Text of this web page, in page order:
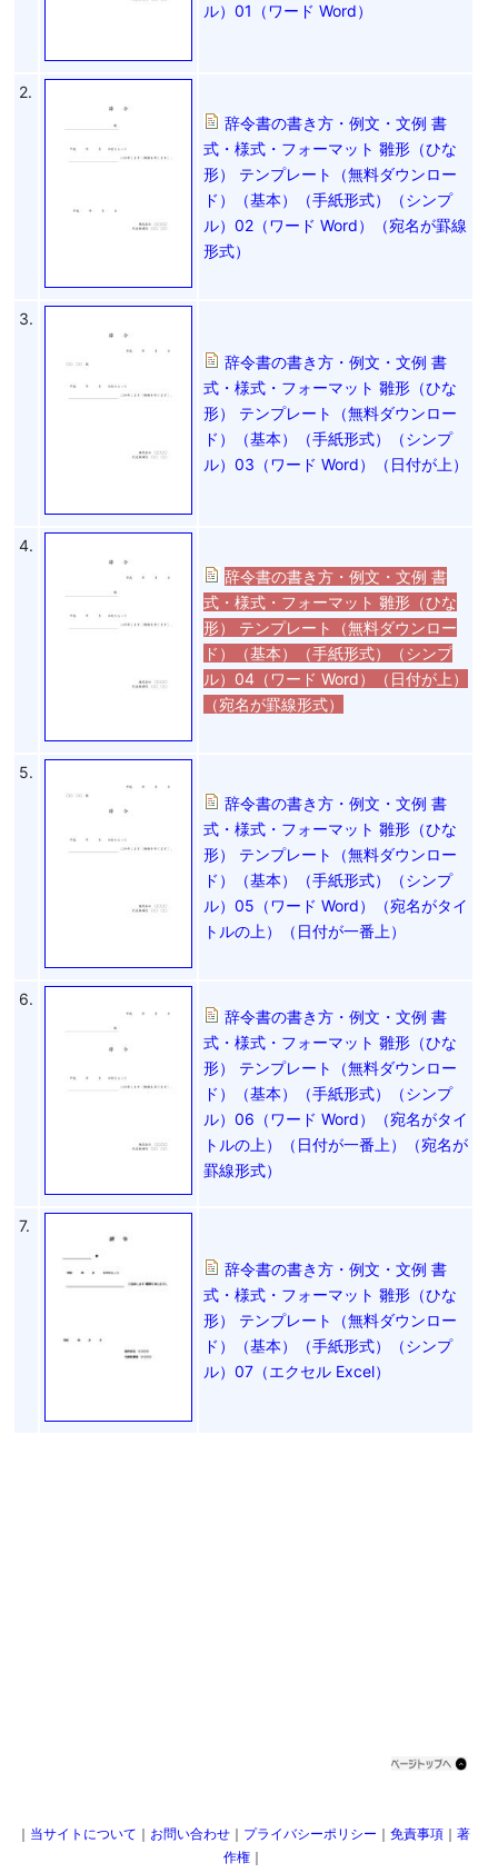
ル）01（ワード Word）
2.
辞令書の書き方・例文・文例 書
式・様式・フォーマット 雛形（ひな
形） テンプレート（無料ダウンロー
ド）（基本）（手紙形式）（シンプ
ル）02（ワード Word）（宛名が罫線
形式）
3.
辞令書の書き方・例文・文例 書
式・様式・フォーマット 雛形（ひな
形） テンプレート（無料ダウンロー
ド）（基本）（手紙形式）（シンプ
ル）03（ワード Word）（日付が上）
4.
辞令書の書き方・例文・文例 書
式・様式・フォーマット 雛形（ひな
形） テンプレート（無料ダウンロー
ド）（基本）（手紙形式）（シンプ
ル）04（ワード Word）（日付が上）
（宛名が罫線形式）
5.
辞令書の書き方・例文・文例 書
式・様式・フォーマット 雛形（ひな
形） テンプレート（無料ダウンロー
ド）（基本）（手紙形式）（シンプ
ル）05（ワード Word）（宛名がタイ
トルの上）（日付が一番上）
6.
辞令書の書き方・例文・文例 書
式・様式・フォーマット 雛形（ひな
形） テンプレート（無料ダウンロー
ド）（基本）（手紙形式）（シンプ
ル）06（ワード Word）（宛名がタイ
トルの上）（日付が一番上）（宛名が
罫線形式）
7.
辞令書の書き方・例文・文例 書
式・様式・フォーマット 雛形（ひな
形） テンプレート（無料ダウンロー
ド）（基本）（手紙形式）（シンプ
ル）07（エクセル Excel）
｜ 当サイトについて ｜ お問い合わせ ｜ プライバシーポリシー ｜ 免責事項 ｜ 著
作権 ｜